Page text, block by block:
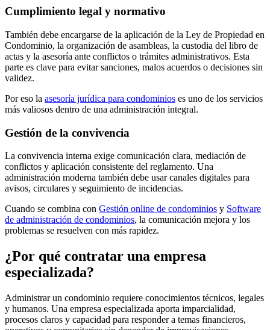
Cumplimiento legal y normativo
También debe encargarse de la aplicación de la Ley de Propiedad en
Condominio, la organización de asambleas, la custodia del libro de
actas y la asesoría ante conflictos o trámites administrativos. Esta
parte es clave para evitar sanciones, malos acuerdos o decisiones sin
validez.
Por eso la asesoría jurídica para condominios es uno de los servicios
más valiosos dentro de una administración integral.
Gestión de la convivencia
La convivencia interna exige comunicación clara, mediación de
conflictos y aplicación consistente del reglamento. Una
administración moderna también debe usar canales digitales para
avisos, circulares y seguimiento de incidencias.
Cuando se combina con Gestión online de condominios y Software
de administración de condominios, la comunicación mejora y los
problemas se resuelven con más rapidez.
¿Por qué contratar una empresa
especializada?
Administrar un condominio requiere conocimientos técnicos, legales
y humanos. Una empresa especializada aporta imparcialidad,
procesos claros y capacidad para responder a temas financieros,